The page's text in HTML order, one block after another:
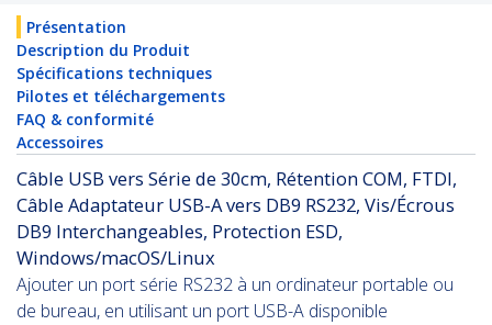
Présentation
Description du Produit
Spécifications techniques
Pilotes et téléchargements
FAQ & conformité
Accessoires
Câble USB vers Série de 30cm, Rétention COM, FTDI,
Câble Adaptateur USB-A vers DB9 RS232, Vis/Écrous
DB9 Interchangeables, Protection ESD,
Windows/macOS/Linux
Ajouter un port série RS232 à un ordinateur portable ou
de bureau, en utilisant un port USB-A disponible